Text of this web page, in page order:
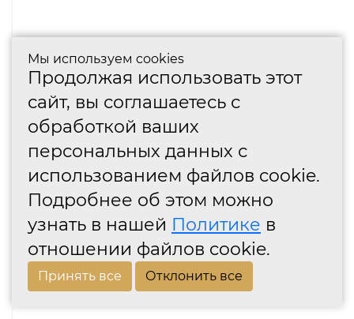
Мы используем cookies
Продолжая использовать этот
сайт, вы соглашаетесь с
обработкой ваших
персональных данных с
использованием файлов cookie.
Подробнее об этом можно
узнать в нашей Политике в
отношении файлов cookie.
Принять все Отклонить все